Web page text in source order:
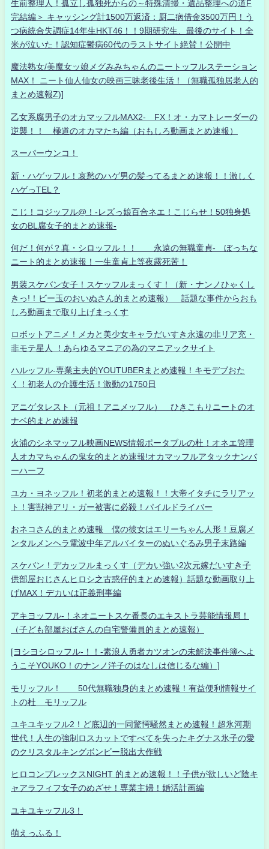
生前整理人！孤立し孤独死からの～特殊清掃・遺品整理への道F
完結編＞ キャッシング計1500万返済：厨二病借金3500万円！う
つ病統合失調症14年生HKT46！！9期研究生、最後のサイト！全
米が泣いた！認知症鬱病60代のラストサイト絶賛！公開中
魔法熟女/美魔女ッ娘メグみみちゃんのニートッフルステーション
MAX！ ニート仙人仙女の映画三昧老後生活！（無職孤独居老人的
まとめ速報Z)]
乙女系腐男子のオカマッフルMAX2- FX！オ・カマトレーダーの
逆襲！！ 極道のオカマたち編（おもしろ動画まとめ速報）
スーパーウンコ！
新・ハゲッフル！哀愁のハゲ男の髪ってるまとめ速報！！激しく
ハゲっTEL？
こじ！コジッフル@！-レズっ娘百合ネエ！こじらせ！50独身処
女のBL腐女子的まとめ速報-
何だ！何が？真・シロッフル！！ 永遠の無職童貞- ぼっちな
ニート的まとめ速報！一生童貞上等夜露死苦！
男装スケバン女子！スケッフルまっくす！（新・ナンノひゃくし
きっ!！ビー玉のおいぬさん的まとめ速報） 話題な事件からおも
しろ動画まで取り上げまっくす
ロボットアニメ！メカと美少女キャラだいすき永遠の非リア充・
非モテ星人 ！あらゆるマニアの為のマニアックサイト
ハルッフル-専業主夫的YOUTUBERまとめ速報！キモデブおた
く！初老人の介護生活！激動の1750日
アニゲタレスト（元祖！アニメッフル） ひきこもりニートのオ
ナベ的まとめ速報
火浦のシネマッフル映画NEWS情報ポータブルの杜！オネエ管理
人オカマちゃんの鬼女的まとめ速報!オカマッフルアタックナンバ
ーハーフ
ユカ・ヨネッフル！初老的まとめ速報！！大帝イタチにラリアッ
ト！害獣神アリ・ガー被害に必殺！パイルドライバー
おネコさん的まとめ速報 僕の彼女はエリーちゃん人形！豆腐メ
ンタルメンヘラ電波中年アルバイターのぬいぐるみ男子末路編
スケバン！デカッフルまっくす（デカい強い2次元嫁だいすき子
供部屋おじさんヒロシ之古惑仔的まとめ速報）話題な動画取り上
げMAX！デカいは正義刑事編
アキヨッフル-！ネオニートスケ番長のエキストラ芸能情報局！
（子ども部屋おばさんの自宅警備員的まとめ速報）
[ヨシヨシロッフル-！！-素浪人勇者カツオンの未解決事件簿へよ
うこそYOUKO！のナンノ洋子のはなしは信じるな編）]
モリッフル！ 50代無職独身的まとめ速報！有益便利情報サイ
トの杜 モリッフル
ユキユキッフル2！ど底辺的一同驚愕騒然まとめ速報！超氷河期
世代！人生の強制ロスカットですべてを失ったキグナス氷子の愛
のクリスタルキングボンビー脱出大作戦
ヒロコンプレックスNIGHT 的まとめ速報！！子供が欲しいど陰キ
ャアラフィフ女子のめざせ！専業主婦！婚活計画編
ユキユキッフル3！
萌えっふる！